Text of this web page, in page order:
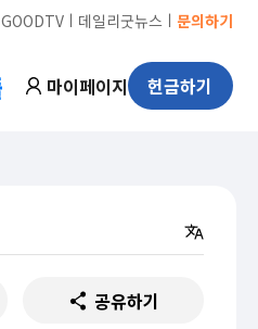
GOODTVㅣ 데일리굿뉴스 ㅣ 문의하기
마이페이지 헌금하기
공유하기